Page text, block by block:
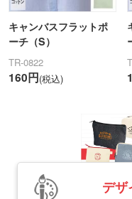
キャンバスフラットポ
ーチ（S）
TR-0822
160円(税込)
デザ